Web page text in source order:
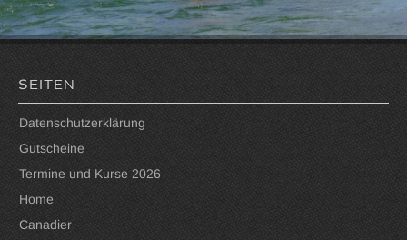
SEITEN
Datenschutzerklärung
Gutscheine
Canadier